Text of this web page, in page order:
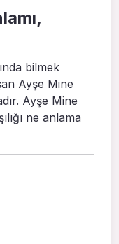
bilmek
Ayşe Mine
Ayşe Mine
ne anlama